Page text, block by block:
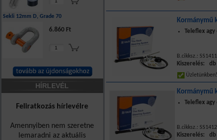
Sekli 12mm D, Grade 70
6.860 Ft
HÍRLEVÉL
Feliratkozás hírlevélre
Amennyiben nem szeretne
lemaradni az aktuális
Kormánymű
Teleflex
B.cikksz.:
Kiszerelés: db
Kormánymű
Teleflex
B.cikksz.:
Kiszerelés: db